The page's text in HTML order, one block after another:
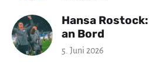
Hansa
an Bord
5. Juni 2026